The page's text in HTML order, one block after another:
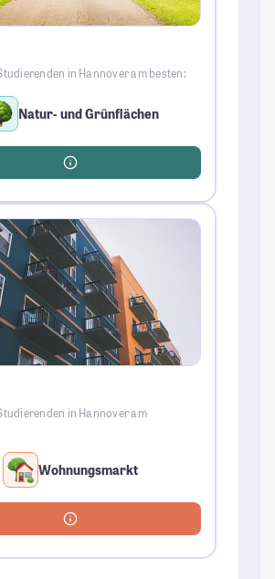
in Hannover am besten:
Natur- und Grünflächen
in Hannover am
Wohnungsmarkt